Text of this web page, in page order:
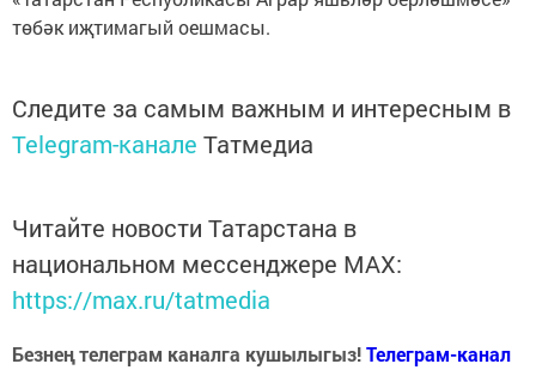
төбәк иҗтимагый оешмасы.
Следите за самым важным и интересным в
Telegram-канале Татмедиа
Читайте новости Татарстана в
национальном мессенджере MАХ:
https://max.ru/tatmedia
Безнең телеграм каналга кушылыгыз!Телеграм-канал